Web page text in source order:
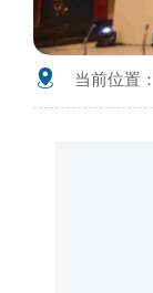
当前位置：